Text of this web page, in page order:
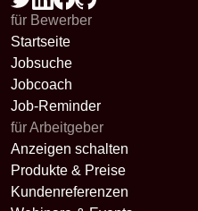
für Bewerber
Startseite
Jobsuche
Jobcoach
Job-Reminder
für Arbeitgeber
Anzeigen schalten
Produkte & Preise
Kundenreferenzen